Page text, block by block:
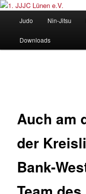
Zum
springen1. JJJC
Judo und Ninjitsu
Judo Nin-Jitsu
Downloads
Auch am
der
Bank-